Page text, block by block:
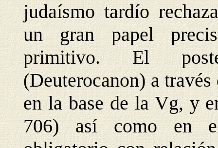
judaísmo tardío
un gran papel
primitivo. El
(Deuterocanon) a
en la base de la Vg, y
706) así como en